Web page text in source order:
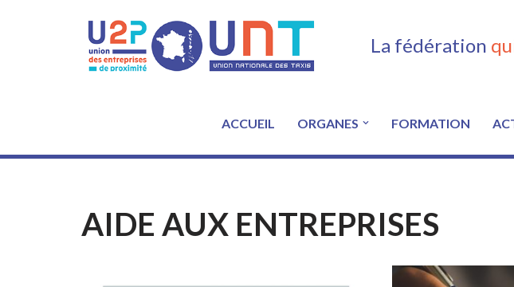
La fédération
ACCUEIL ORGANES FORMATION
AIDE AUX ENTREPRISES